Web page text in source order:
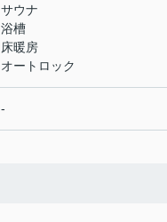
サウナ
浴槽
床暖房
オートロック
-